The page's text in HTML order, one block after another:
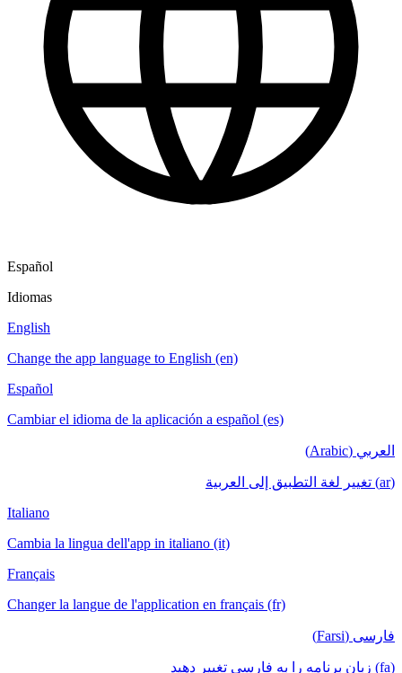
Español
Idiomas
English
Change the app language to English (en)
Español
Cambiar el idioma de la aplicación a español (es)
العربي (Arabic)
(ar) تغيير لغة التطبيق إلى العربية
Italiano
Cambia la lingua dell'app in italiano (it)
Français
Changer la langue de l'application en français (fr)
فارسی (Farsi)
(fa) زبان برنامه را به فارسی تغییر دهید